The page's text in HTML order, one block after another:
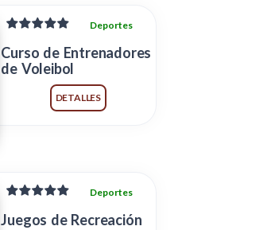
Deportes
Curso de Entrenadores
de Voleibol
DETALLES
Deportes
Juegos de Recreación